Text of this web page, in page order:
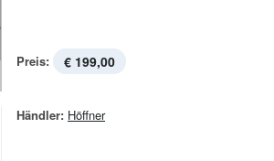
Preis: € 199,00
Händler: Höffner